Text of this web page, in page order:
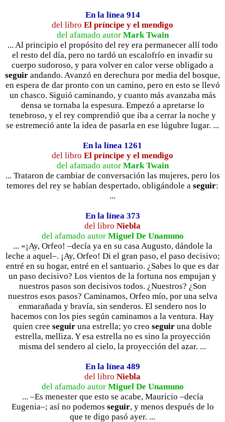
En la línea 914
del libro El príncipe y el mendigo
del afamado autor Mark Twain
... Al principio el propósito del rey era permanecer allí todo
el resto del día, pero no tardó un escalofrío en invadir su
cuerpo sudoroso, y para volver en calor verse obligado a
seguir andando. Avanzó en derechura por media del bosque,
en espera de dar pronto con un camino, pero en esto se llevó
un chasco. Siguió caminando, y cuanto más avanzaba más
densa se tornaba la espesura. Empezó a apretarse lo
tenebroso, y el rey comprendió que iba a cerrar la noche y
se estremeció ante la idea de pasarla en ese lúgubre lugar. ...
En la línea 1261
del libro El príncipe y el mendigo
del afamado autor Mark Twain
... Trataron de cambiar de conversación las mujeres, pero los
temores del rey se habían despertado, obligándole a seguir:
...
En la línea 373
del libro Niebla
del afamado autor Miguel De Unamuno
... «¡Ay, Orfeo! –decía ya en su casa Augusto, dándole la
leche a aquel–. ¡Ay, Orfeo! Di el gran paso, el paso decisivo;
entré en su hogar, entré en el santuario. ¿Sabes lo que es dar
un paso decisivo? Los vientos de la fortuna nos empujan y
nuestros pasos son decisivos todos. ¿Nuestros? ¿Son
nuestros esos pasos? Caminamos, Orfeo mío, por una selva
enmarañada y bravía, sin senderos. El sendero nos lo
hacemos con los pies según caminamos a la ventura. Hay
quien cree seguir una estrella; yo creo seguir una doble
estrella, melliza. Y esa estrella no es sino la proyección
misma del sendero al cielo, la proyección del azar. ...
En la línea 489
del libro Niebla
del afamado autor Miguel De Unamuno
... –Es menester que esto se acabe, Mauricio –decía
Eugenia–; así no podemos seguir, y menos después de lo
que te digo pasó ayer. ...